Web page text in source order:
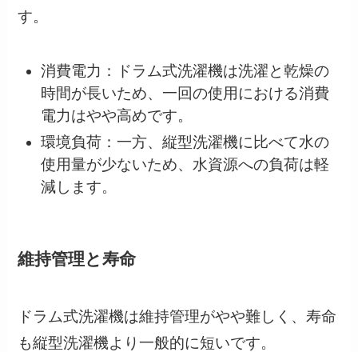
す。
消費電力：ドラム式洗濯機は洗濯と乾燥の
時間が長いため、一回の使用における消費
電力はやや高めです。
環境負荷：一方、縦型洗濯機に比べて水の
使用量が少ないため、水資源への負荷は軽
減します。
維持管理と寿命
ドラム式洗濯機は維持管理がやや難しく、寿命
も縦型洗濯機より一般的に短いです。